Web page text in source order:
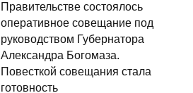
Правительстве состоялось
оперативное совещание под
руководством Губернатора
Александра Богомаза.
Повесткой совещания стала
готовность